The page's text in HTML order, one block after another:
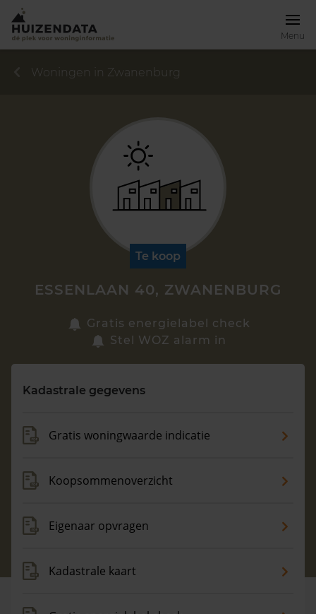
Menu
Zoek een woning
Maandag t/m vrijdag - 08:00 -18:00
Woningen in Zwanenburg
Te koop
ESSENLAAN 40, ZWANENBURG
Gratis energielabel check
Stel WOZ alarm in
Kadastrale gegevens
Gratis woningwaarde indicatie
Koopsommenoverzicht
Eigenaar opvragen
Kadastrale kaart